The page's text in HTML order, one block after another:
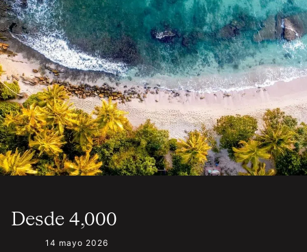
Desde 4,000
14 mayo 2026